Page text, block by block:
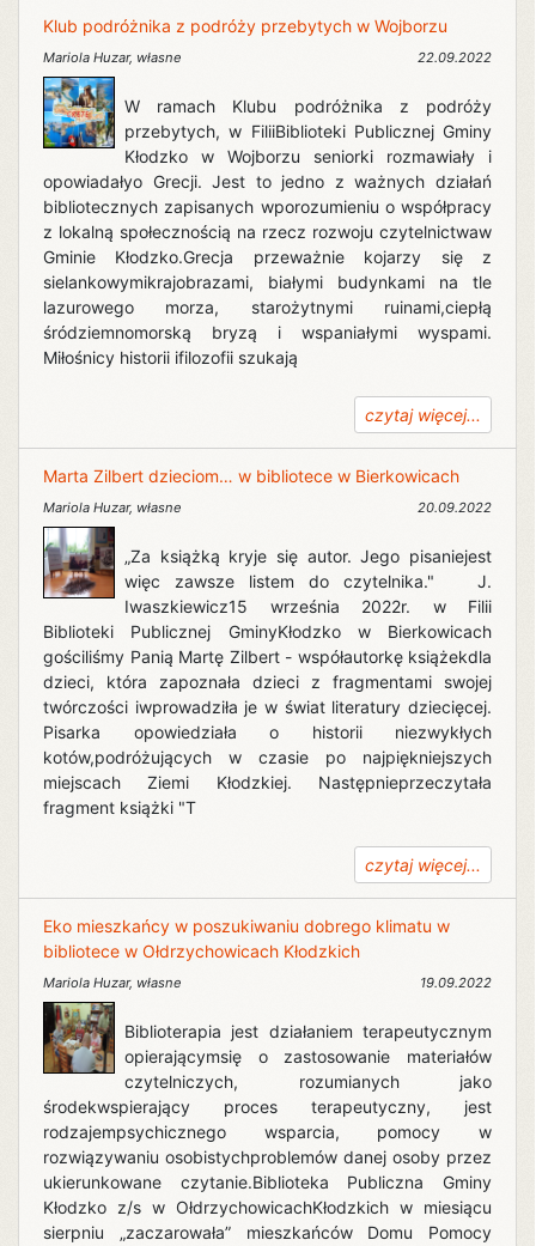
Klub podróżnika z podróży przebytych w Wojborzu
Mariola Huzar, własne 22.09.2022
W ramach Klubu podróżnika z podróży
przebytych, w FiliiBiblioteki Publicznej Gminy
Kłodzko w Wojborzu seniorki rozmawiały i
opowiadałyo Grecji. Jest to jedno z ważnych działań
bibliotecznych zapisanych wporozumieniu o współpracy
z lokalną społecznością na rzecz rozwoju czytelnictwaw
Gminie Kłodzko.Grecja przeważnie kojarzy się z
sielankowymikrajobrazami, białymi budynkami na tle
lazurowego morza, starożytnymi ruinami,ciepłą
śródziemnomorską bryzą i wspaniałymi wyspami.
Miłośnicy historii ifilozofii szukają
czytaj więcej...
Marta Zilbert dzieciom… w bibliotece w Bierkowicach
Mariola Huzar, własne 20.09.2022
„Za książką kryje się autor. Jego pisaniejest
więc zawsze listem do czytelnika." J.
Iwaszkiewicz15 września 2022r. w Filii
Biblioteki Publicznej GminyKłodzko w Bierkowicach
gościliśmy Panią Martę Zilbert - współautorkę książekdla
dzieci, która zapoznała dzieci z fragmentami swojej
twórczości iwprowadziła je w świat literatury dziecięcej.
Pisarka opowiedziała o historii niezwykłych
kotów,podróżujących w czasie po najpiękniejszych
miejscach Ziemi Kłodzkiej. Następnieprzeczytała
fragment książki "T
czytaj więcej...
Eko mieszkańcy w poszukiwaniu dobrego klimatu w
bibliotece w Ołdrzychowicach Kłodzkich
Mariola Huzar, własne 19.09.2022
Biblioterapia jest działaniem terapeutycznym
opierającymsię o zastosowanie materiałów
czytelniczych, rozumianych jako
środekwspierający proces terapeutyczny, jest
rodzajempsychicznego wsparcia, pomocy w
rozwiązywaniu osobistychproblemów danej osoby przez
ukierunkowane czytanie.Biblioteka Publiczna Gminy
Kłodzko z/s w OłdrzychowicachKłodzkich w miesiącu
sierpniu „zaczarowała” mieszkańców Domu Pomocy